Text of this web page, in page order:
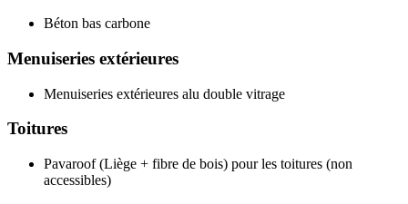
Béton bas carbone
Menuiseries extérieures
Menuiseries extérieures alu double vitrage
Toitures
Pavaroof (Liège + fibre de bois) pour les toitures (non
accessibles)